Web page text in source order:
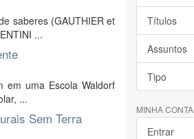
saberes (GAUTHIER et
...
em uma Escola Waldorf
...
Sem Terra
Títulos
Assuntos
Tipo
MINHA CONTA
Entrar